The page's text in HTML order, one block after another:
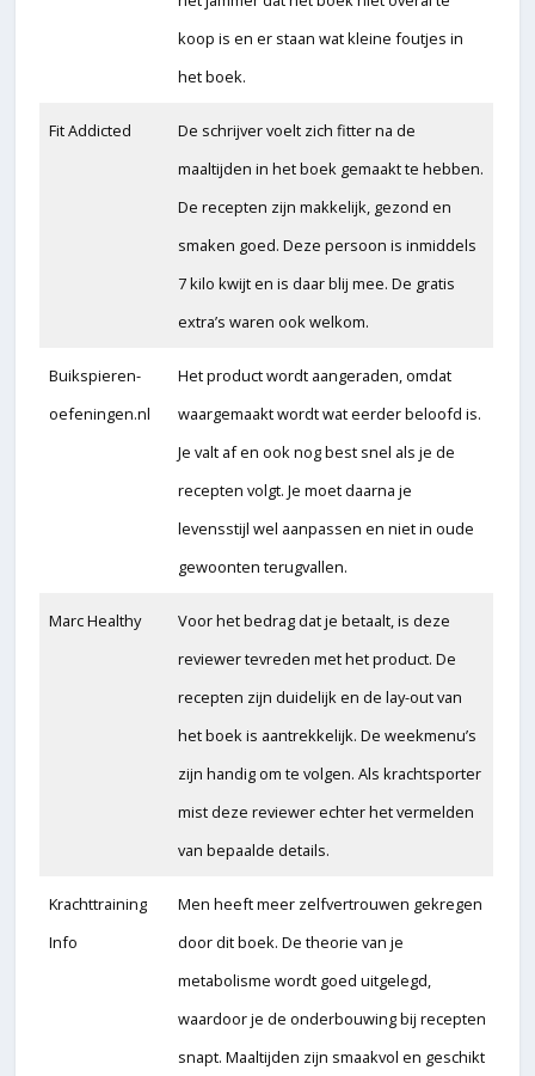
koop is en er staan wat kleine foutjes in
het boek.
Fit Addicted
De schrijver voelt zich fitter na de
maaltijden in het boek gemaakt te hebben.
De recepten zijn makkelijk, gezond en
smaken goed. Deze persoon is inmiddels
7 kilo kwijt en is daar blij mee. De gratis
extra’s waren ook welkom.
Buikspieren-
oefeningen.nl
Het product wordt aangeraden, omdat
waargemaakt wordt wat eerder beloofd is.
Je valt af en ook nog best snel als je de
recepten volgt. Je moet daarna je
levensstijl wel aanpassen en niet in oude
gewoonten terugvallen.
Marc Healthy
Voor het bedrag dat je betaalt, is deze
reviewer tevreden met het product. De
recepten zijn duidelijk en de lay-out van
het boek is aantrekkelijk. De weekmenu’s
zijn handig om te volgen. Als krachtsporter
mist deze reviewer echter het vermelden
van bepaalde details.
Krachttraining
Info
Men heeft meer zelfvertrouwen gekregen
door dit boek. De theorie van je
metabolisme wordt goed uitgelegd,
waardoor je de onderbouwing bij recepten
snapt. Maaltijden zijn smaakvol en geschikt